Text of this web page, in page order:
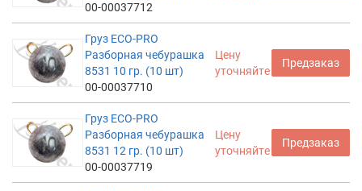
00-00037712
Груз ECO-PRO
Разборная чебурашка
8531 10 гр. (10 шт)
00-00037710
Цену
уточняйте
Предзаказ
Груз ECO-PRO
Разборная чебурашка
8531 12 гр. (10 шт)
00-00037719
Цену
уточняйте
Предзаказ